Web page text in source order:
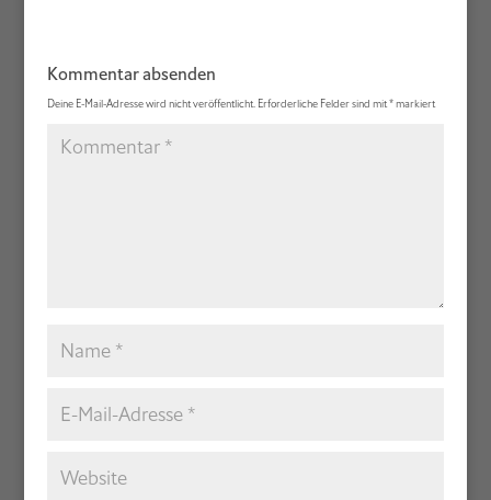
Kommentar absenden
Deine E-Mail-Adresse wird nicht veröffentlicht. Erforderliche Felder sind mit*markiert